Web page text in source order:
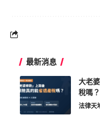
最新消息
大老
稅嗎
法律天